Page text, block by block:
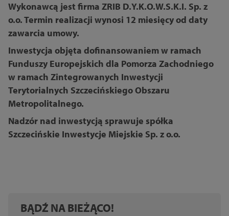
Wykonawcą jest firma ZRIB D.Y.K.O.W.S.K.I. Sp. z
o.o. Termin realizacji wynosi 12 miesięcy od daty
zawarcia umowy.
Inwestycja objęta dofinansowaniem w ramach
Funduszy Europejskich dla Pomorza Zachodniego
w ramach Zintegrowanych Inwestycji
Terytorialnych Szczecińskiego Obszaru
Metropolitalnego.
Nadzór nad inwestycją sprawuje spółka
Szczecińskie Inwestycje Miejskie Sp. z o.o.
BĄDŹ NA BIEŻĄCO!